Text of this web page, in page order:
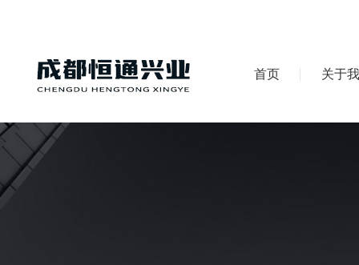
首页 关于